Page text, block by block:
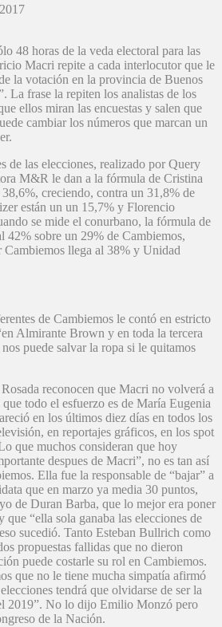
48 horas de la veda electoral para las
Macri repite a cada interlocutor que le
la votación en la provincia de Buenos
La frase la repiten los analistas de los
ellos miran las encuestas y salen que
cambiar los números que marcan un
de las elecciones, realizado por Query
M&R le dan a la fórmula de Cristina
creciendo, contra un 31,8% de
están un un 15,7% y Florencio
se mide el conurbano, la fórmula de
42% sobre un 29% de Cambiemos,
Cambiemos llega al 38% y Unidad
de Cambiemos le contó en estricto
Almirante Brown y en toda la tercera
puede salvar la ropa si le quitamos
reconocen que Macri no volverá a
todo el esfuerzo es de María Eugenia
en los últimos diez días en todos los
en reportajes gráficos, en los spot
que muchos consideran que hoy
despues de Macri”, no es tan así
Ella fue la responsable de “bajar” a
que en marzo ya media 30 puntos,
de Duran Barba, que lo mejor era poner
que “ella sola ganaba las elecciones de
sucedió. Tanto Esteban Bullrich como
propuestas fallidas que no dieron
puede costarle su rol en Cambiemos.
que no le tiene mucha simpatía afirmó
tendrá que olvidarse de ser la
2019”. No lo dijo Emilio Monzó pero
de la Nación.